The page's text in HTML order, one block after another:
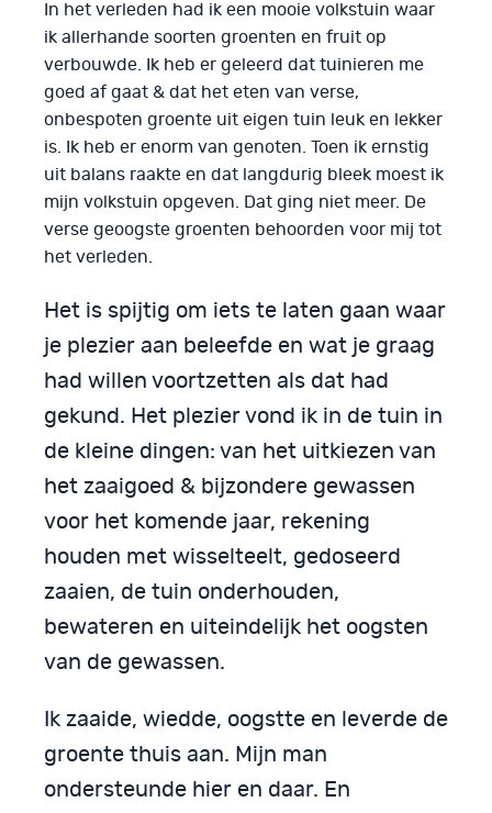
In het verleden had ik een mooie volkstuin waar
ik allerhande soorten groenten en fruit op
verbouwde. Ik heb er geleerd dat tuinieren me
goed af gaat & dat het eten van verse,
onbespoten groente uit eigen tuin leuk en lekker
is. Ik heb er enorm van genoten. Toen ik ernstig
uit balans raakte en dat langdurig bleek moest ik
mijn volkstuin opgeven. Dat ging niet meer. De
verse geoogste groenten behoorden voor mij tot
het verleden.
Het is spijtig om iets te laten gaan waar
je plezier aan beleefde en wat je graag
had willen voortzetten als dat had
gekund. Het plezier vond ik in de tuin in
de kleine dingen: van het uitkiezen van
het zaaigoed & bijzondere gewassen
voor het komende jaar, rekening
houden met wisselteelt, gedoseerd
zaaien, de tuin onderhouden,
bewateren en uiteindelijk het oogsten
van de gewassen.
Ik zaaide, wiedde, oogstte en leverde de
groente thuis aan. Mijn man
ondersteunde hier en daar. En